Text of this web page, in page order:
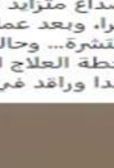
متزايد منذ